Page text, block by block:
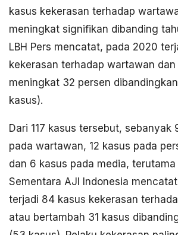
kasus kekerasan terhadap
meningkat signifikan dibanding
LBH Pers mencatat, pada 2020
kekerasan terhadap wartawan dan
meningkat 32 persen
kasus).
Dari 117 kasus tersebut, sebanyak
pada wartawan, 12 kasus pada
dan 6 kasus pada media, terutama
Sementara AJI Indonesia
terjadi 84 kasus kekerasan
atau bertambah 31 kasus